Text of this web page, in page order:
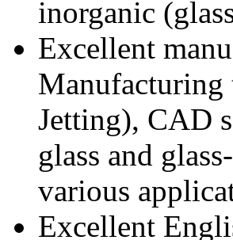
inorganic
Excellent
Jetting), CAD
glass and
various
Excellent